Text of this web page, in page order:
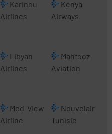
Karinou
Airlines
Kenya
Airways
Libyan
Airlines
Mahfooz
Aviation
Med-View
Airline
Nouvelair
Tunisie